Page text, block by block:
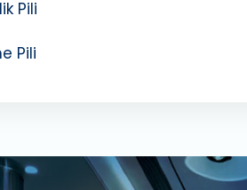
Pili
Pili